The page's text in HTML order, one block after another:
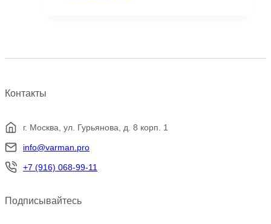
Опции
товара.
Контакты
г. Москва, ул. Гурьянова, д. 8 корп. 1
info@varman.pro
+7 (916) 068-99-11
Подписывайтесь